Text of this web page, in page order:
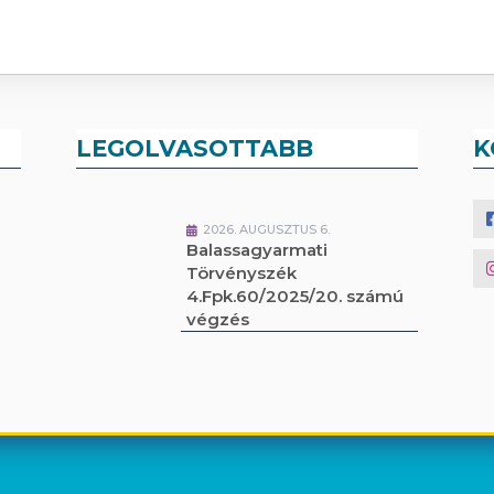
LEGOLVASOTTABB
2026. AUGUSZTUS 6.
Balassagyarmati
Törvényszék
4.Fpk.60/2025/20. számú
végzés